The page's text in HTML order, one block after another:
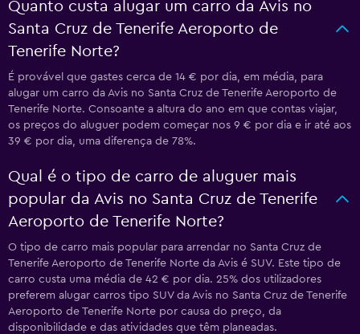
Quanto custa alugar um carro da Avis no
Santa Cruz de Tenerife Aeroporto de
Tenerife Norte?
É provável que gastes cerca de 14 € por dia, em média, para
alugar um carro da Avis no Santa Cruz de Tenerife Aeroporto de
Tenerife Norte. Consoante a altura do ano em que contas viajar,
os preços do aluguer podem começar nos 9 € por dia e ir até aos
39 € por dia, uma diferença de 78%.
Qual é o tipo de carro de aluguer mais
popular da Avis no Santa Cruz de Tenerife
Aeroporto de Tenerife Norte?
O tipo de carro mais popular para arrendar no Santa Cruz de
Tenerife Aeroporto de Tenerife Norte da Avis é SUV. Este tipo de
carro custa uma média de 42 € por dia. 25% dos utilizadores
preferem alugar carros tipo SUV da Avis no Santa Cruz de Tenerife
Aeroporto de Tenerife Norte por causa do preço, da
disponibilidade e das atividades que têm planeadas.